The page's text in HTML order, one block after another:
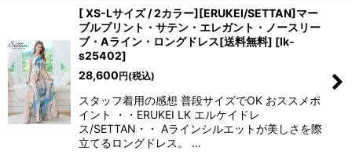
[ XS-Lサイズ / 2カラー][ERUKEI/SETTAN]マー
ブルプリント・サテン・エレガント・ノースリー
ブ・Aライン・ロングドレス[送料無料] [lk-
s25402]
28,600円(税込)
スタッフ着用の感想 普段サイズでOK おススメポ
イント ・・ERUKEI LK エルケイドレ
ス/SETTAN・・ Aラインシルエットが美しさを際
立てるロングドレス。 …